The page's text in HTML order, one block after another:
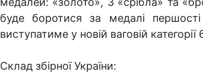
буде боротися за медалі
виступатиме у новій ваговій
Склад збірної України: